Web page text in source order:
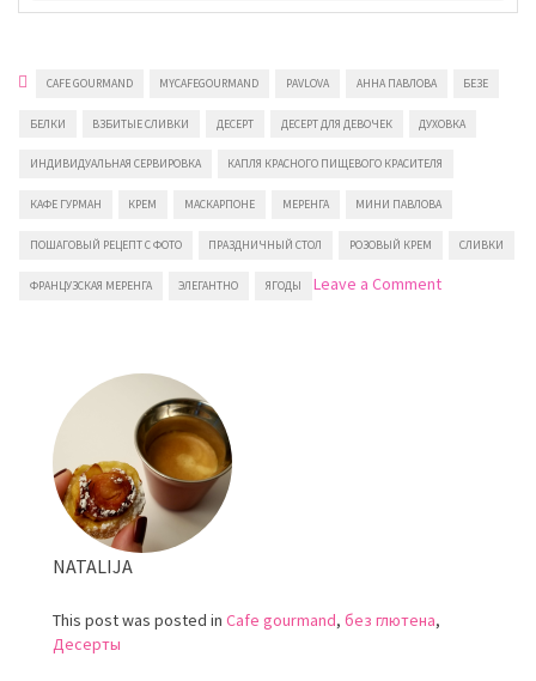
CAFE GOURMAND MYCAFEGOURMAND PAVLOVA АННА ПАВЛОВА БЕЗЕ
БЕЛКИ ВЗБИТЫЕ СЛИВКИ ДЕСЕРТ ДЕСЕРТ ДЛЯ ДЕВОЧЕК ДУХОВКА
ИНДИВИДУАЛЬНАЯ СЕРВИРОВКА КАПЛЯ КРАСНОГО ПИЩЕВОГО КРАСИТЕЛЯ
КАФЕ ГУРМАН КРЕМ МАСКАРПОНЕ МЕРЕНГА МИНИ ПАВЛОВА
ПОШАГОВЫЙ РЕЦЕПТ С ФОТО ПРАЗДНИЧНЫЙ СТОЛ РОЗОВЫЙ КРЕМ СЛИВКИ
ФРАНЦУЗСКАЯ МЕРЕНГА ЭЛЕГАНТНО ЯГОДЫ Leave a Commenton
NATALIJA
This post was posted in Cafe gourmand, без глютена,
Десерты